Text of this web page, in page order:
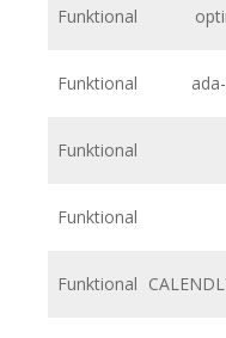
Funktional
Funktional
Funktional
Funktional
Funktional